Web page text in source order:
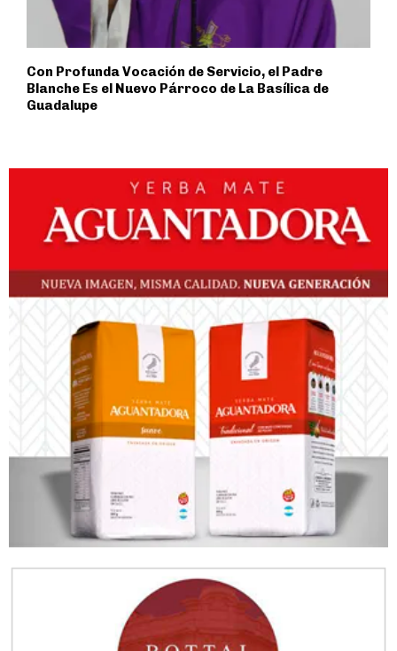
Con Profunda Vocación de Servicio, el Padre
Blanche Es el Nuevo Párroco de La Basílica de
Guadalupe